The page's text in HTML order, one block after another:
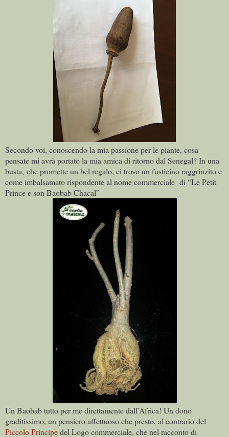
Secondo voi, conoscendo la mia passione per le piante, cosa
pensate mi avrà portato la mia amica di ritorno dal Senegal? In una
busta, che promette un bel regalo, ci trovo un fusticino raggrinzito e
come imbalsamato rispondente al nome commerciale di “Le Petit
Prince e son Baobab Chacal”
Un Baobab tutto per me direttamente dall’Africa! Un dono
graditissimo, un pensiero affettuoso che presto, al contrario del
Piccolo Principedel Logo commerciale, che nel racconto di